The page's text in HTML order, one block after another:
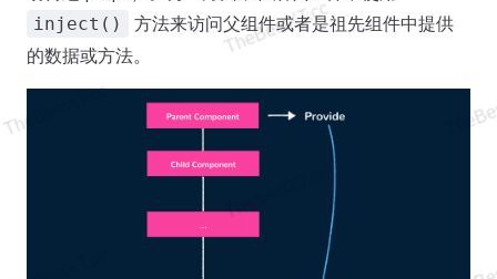
inject()
方法来访问父组件或者是祖先组件中提供
的数据或方法。